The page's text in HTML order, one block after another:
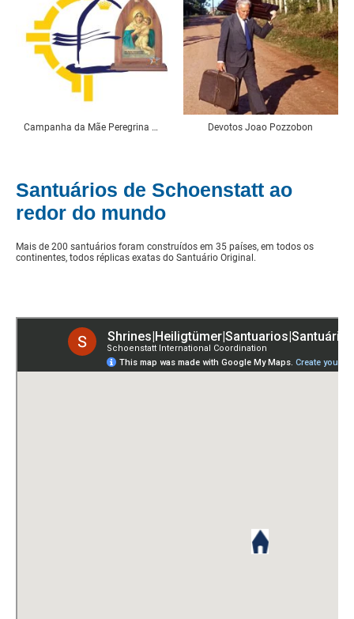
Campanha da Mãe Peregrina Brasil Devotos Joao Pozzobon
Santuários de Schoenstatt ao
redor do mundo
Mais de 200 santuários foram construídos em 35 países, em todos os
continentes, todos réplicas exatas do Santuário Original.